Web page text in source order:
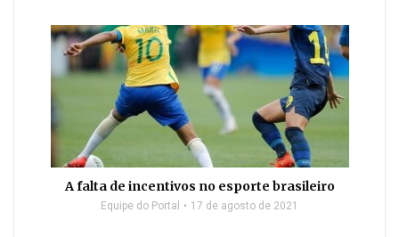
A falta de incentivos no esporte brasileiro
Equipe do Portal 17 de agosto de 2021